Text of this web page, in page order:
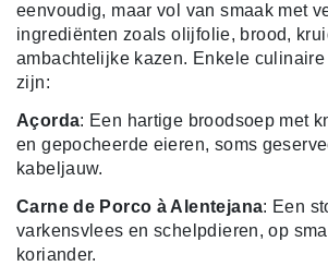
eenvoudig, maar vol van smaak met
ingrediënten zoals olijfolie, brood,
ambachtelijke kazen. Enkele
zijn:
Açorda: Een hartige broodsoep met
en gepocheerde eieren, soms
kabeljauw.
Carne de Porco à Alentejana: Een
varkensvlees en schelpdieren, op
koriander.